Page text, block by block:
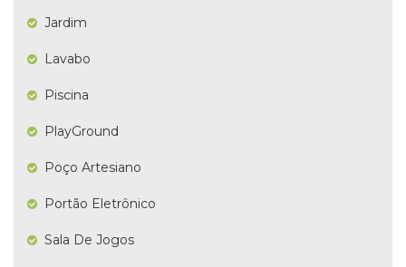
Jardim
Lavabo
Piscina
PlayGround
Poço Artesiano
Portão Eletrônico
Sala De Jogos